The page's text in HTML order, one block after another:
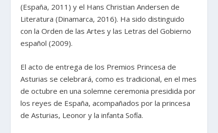
(España, 2011) y el Hans Christian Andersen de
Literatura (Dinamarca, 2016). Ha sido distinguido
con la Orden de las Artes y las Letras del Gobierno
español (2009).
El acto de entrega de los Premios Princesa de
Asturias se celebrará, como es tradicional, en el mes
de octubre en una solemne ceremonia presidida por
los reyes de España, acompañados por la princesa
de Asturias, Leonor y la infanta Sofía.